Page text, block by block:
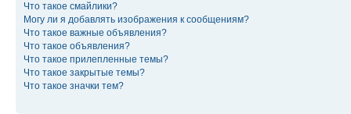
Что такое смайлики?
Могу ли я добавлять изображения к сообщениям?
Что такое важные объявления?
Что такое объявления?
Что такое прилепленные темы?
Что такое закрытые темы?
Что такое значки тем?